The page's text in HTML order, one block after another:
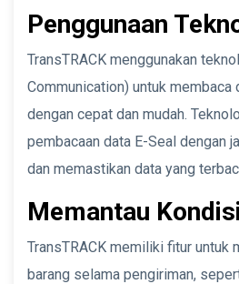
Penggunaan
TransTRACK menggunakan
Communication) untuk membaca
dengan cepat dan mudah.
pembacaan data E-Seal dengan
dan memastikan data yang
Memantau
TransTRACK memiliki fitur untuk
barang selama pengiriman,